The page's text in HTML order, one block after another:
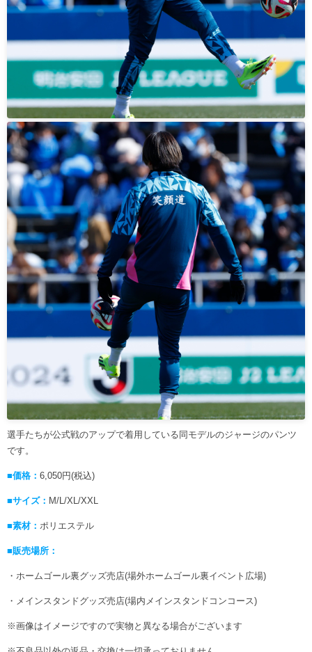
選手たちが公式戦のアップで着用している同モデルのジャージのパンツ
です。
■価格： 6,050円(税込)
■サイズ： M/L/XL/XXL
■素材： ポリエステル
■販売場所：
・ホームゴール裏グッズ売店(場外ホームゴール裏イベント広場)
・メインスタンドグッズ売店(場内メインスタンドコンコース)
※画像はイメージですので実物と異なる場合がございます